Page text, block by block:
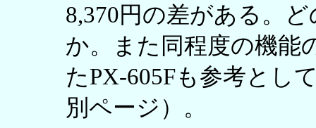
8,370円の差がある。
か。また同程度の機能
たPX-605Fも参考とし
別ページ）。